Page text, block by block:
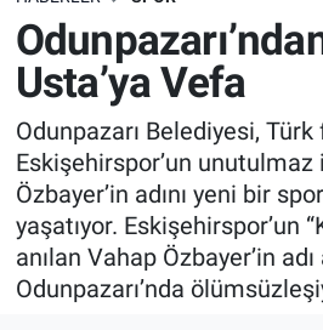
Usta’ya Vefa
Odunpazarı Belediyesi,
Eskişehirspor’un
Özbayer’in adını yeni bir
yaşatıyor. Eskişehirspor’un
anılan Vahap Özbayer’in adı
Odunpazarı’nda
YAZARLAR
GÜNDEM
SİYASET
TEKNOLOJİ
EKONOMİ
Eskişehir Trafik Yoğunluk
Süper Lig Puan Durumu ve
Tüm Manşetler
Son Dakika Haberleri
Haber Arşivi